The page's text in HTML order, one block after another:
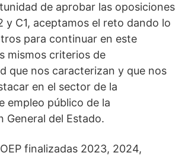
de aprobar las oposiciones
y C1, aceptamos el reto dando lo
para continuar en este
mismos criterios de
que nos caracterizan y que nos
en el sector de la
empleo público de la
General del Estado.
finalizadas 2023, 2024,